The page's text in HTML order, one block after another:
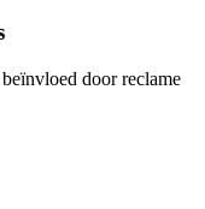
door reclame